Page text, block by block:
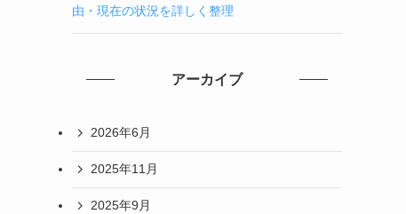
由・現在の状況を詳しく整理
アーカイブ
2026年6月
2025年11月
2025年9月